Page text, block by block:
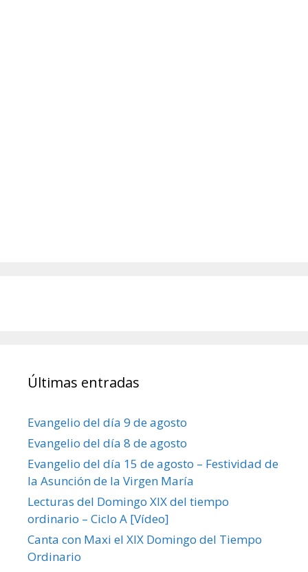
Últimas entradas
Evangelio del día 9 de agosto
Evangelio del día 8 de agosto
Evangelio del día 15 de agosto – Festividad de
la Asunción de la Virgen María
Lecturas del Domingo XIX del tiempo
ordinario – Ciclo A [Vídeo]
Canta con Maxi el XIX Domingo del Tiempo
Ordinario